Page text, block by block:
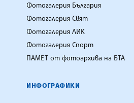
Фотогалерия България
Фотогалерия Свят
Фотогалерия ЛИК
Фотогалерия Спорт
ПАМЕТ от фотоархива на БТА
ИНФОГРАФИКИ